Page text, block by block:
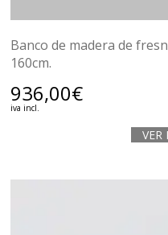
Banco de madera de
160cm.
936,00€
iva incl.
VER